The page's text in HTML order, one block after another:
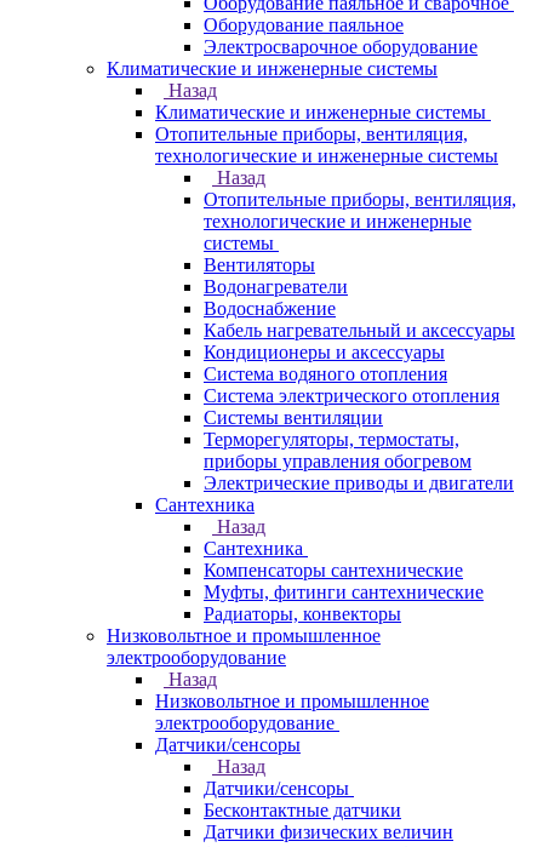
Оборудование паяльное
Электросварочное оборудование
Климатические и инженерные системы
Назад
Климатические и инженерные системы
Отопительные приборы, вентиляция,
технологические и инженерные системы
Назад
Отопительные приборы, вентиляция,
технологические и инженерные
системы
Вентиляторы
Водонагреватели
Водоснабжение
Кабель нагревательный и аксессуары
Кондиционеры и аксессуары
Система водяного отопления
Система электрического отопления
Системы вентиляции
Терморегуляторы, термостаты,
приборы управления обогревом
Электрические приводы и двигатели
Сантехника
Назад
Сантехника
Компенсаторы сантехнические
Муфты, фитинги сантехнические
Радиаторы, конвекторы
Низковольтное и промышленное
электрооборудование
Назад
Низковольтное и промышленное
электрооборудование
Датчики/сенсоры
Назад
Датчики/сенсоры
Бесконтактные датчики
Датчики физических величин